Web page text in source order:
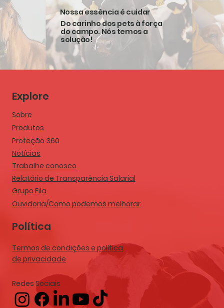
online. Acesse o conteúdo completo e
confira como a sanidade integrada pode
impactar diretamente os resultados da
produção animal....
as suas s
Nossa essência é cuidar
Do carinho dos pets à força
do campo. Nós temos a
solução!
Explore
Sobre
Produtos
Proteção 360
Notícias
Trabalhe conosco
Relatório de Transparência Salarial
Grupo Fila
Ouvidoria/Como podemos melhorar
Política
Termos de condições e política
de privacidade
Redes Sociais